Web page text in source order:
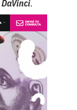
DaVinci.